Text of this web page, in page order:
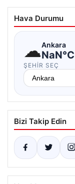
Hava Durumu
☁Ankara
NaN°C
ŞEHIR SEÇ
Bizi Takip Edin